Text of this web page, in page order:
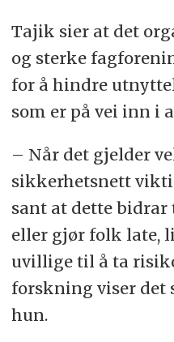
Tajik sier at det
og sterke
for å hindre
som er på vei inn i
– Når det gjelder
sikkerhetsnett
sant at dette bidrar
eller gjør folk late,
uvillige til å ta
forskning viser det
hun.